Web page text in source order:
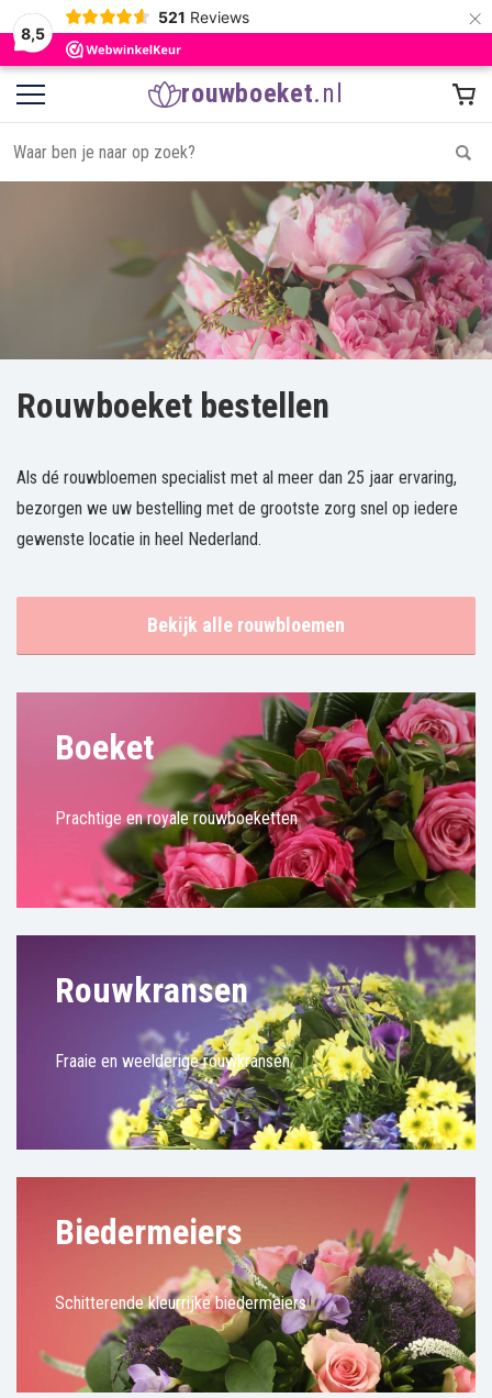
8,5
521 Reviews ×
rouwboeket.nl
Rouwboeket bestellen
Als dé rouwbloemen specialist met al meer dan 25 jaar ervaring,
bezorgen we uw bestelling met de grootste zorg snel op iedere
gewenste locatie in heel Nederland.
Bekijk alle rouwbloemen
Boeket
Prachtige en royale rouwboeketten
Rouwkransen
Fraaie en weelderige rouwkransen
Biedermeiers
Schitterende kleurrijke biedermeiers